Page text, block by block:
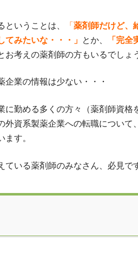
いうことは、 「 薬剤師だけど、
みたいな・・・」
とか、
「完
お考えの薬剤師の方もいるでしょ
企業の情報は少ない・・・
に勤める多くの方々（薬剤師資格
外資系製薬企業への転職について
す。
いる薬剤師のみなさん、必見で